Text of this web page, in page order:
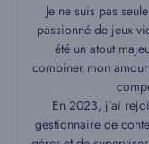
Je ne suis pas
passionné de jeux
été un atout
combiner mon
En 2023, j’ai
gestionnaire de